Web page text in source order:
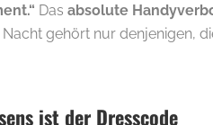
Das absolute
Nacht gehört nur denjenigen,
ist der Dresscode